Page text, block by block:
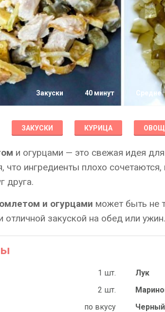
Закуски 40 минут Средне
ЗАКУСКИ КУРИЦА
и огурцами — это свежая идея
что ингредиенты плохо
друга.
и огурцами может быть не
отличной закуской на обед или ужин.
1 шт. Лук
2 шт.
по вкусу